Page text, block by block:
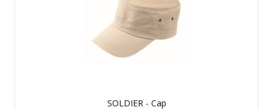
SOLDIER - Cap